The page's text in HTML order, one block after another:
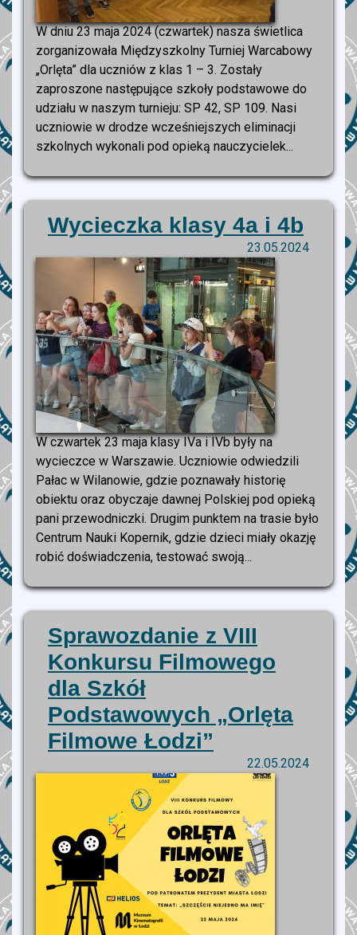
W dniu 23 maja 2024 (czwartek) nasza świetlica
zorganizowała Międzyszkolny Turniej Warcabowy
„Orlęta” dla uczniów z klas 1 – 3. Zostały
zaproszone następujące szkoły podstawowe do
udziału w naszym turnieju: SP 42, SP 109. Nasi
uczniowie w drodze wcześniejszych eliminacji
szkolnych wykonali pod opieką nauczycielek...
Wycieczka klasy 4a i 4b
23.05.2024
W czwartek 23 maja klasy IVa i IVb były na
wycieczce w Warszawie. Uczniowie odwiedzili
Pałac w Wilanowie, gdzie poznawały historię
obiektu oraz obyczaje dawnej Polskiej pod opieką
pani przewodniczki. Drugim punktem na trasie było
Centrum Nauki Kopernik, gdzie dzieci miały okazję
robić doświadczenia, testować swoją...
Sprawozdanie z VIII
Konkursu Filmowego
dla Szkół
Podstawowych „Orlęta
Filmowe Łodzi”
22.05.2024